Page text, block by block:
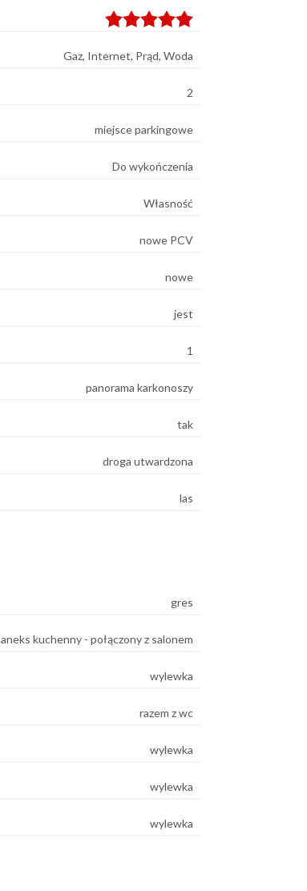
Gaz, Internet, Prąd, Woda
2
miejsce parkingowe
Do wykończenia
Własność
nowe PCV
nowe
jest
1
panorama karkonoszy
tak
droga utwardzona
las
gres
aneks kuchenny - połączony z salonem
wylewka
razem z wc
wylewka
wylewka
wylewka